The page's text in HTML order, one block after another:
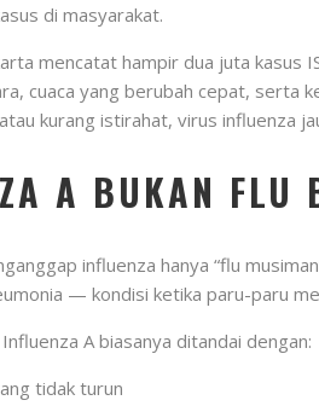
di masyarakat.
mencatat hampir dua juta kasus
cuaca yang berubah cepat, serta
kurang istirahat, virus influenza
A BUKAN FLU
influenza hanya “flu
— kondisi ketika paru-paru
A biasanya ditandai dengan:
tidak turun